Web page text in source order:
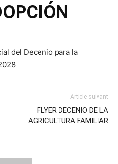
del Decenio para la
Article suivant
FLYER DECENIO DE LA
AGRICULTURA FAMILIAR